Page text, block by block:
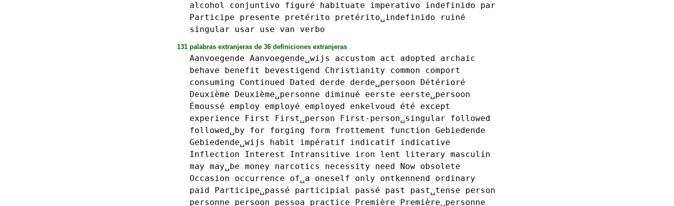
alcohol conjuntivo figuré habituate imperativo indefinido
par
Participe
presente pretérito pretérito␣indefinido
ruiné
singular
usar use van verbo
131 palabras extranjeras de 36 definiciones extranjeras
Aanvoegende Aanvoegende␣wijs accustom act adopted
archaic
behave
benefit bevestigend Christianity common
comport
consuming
Continued Dated derde derde␣persoon
Détérioré
Deuxième
Deuxième␣personne diminué eerste
eerste␣persoon
Émoussé
employ employé employed enkelvoud été
except
experience
First First␣person First-person␣singular
followed
followed␣by
for forging form frottement function Gebiedende
Gebiedende␣wijs
habit impératif indicatif
indicative
Inflection
Interest Intransitive iron lent literary masculin
may may␣be money narcotics necessity need Now obsolete
Occasion
occurrence of␣a oneself only ontkennend
ordinary
paid
Participe␣passé participial passé past past␣tense
person
personne
persoon pessoa practice Première
Première␣personne